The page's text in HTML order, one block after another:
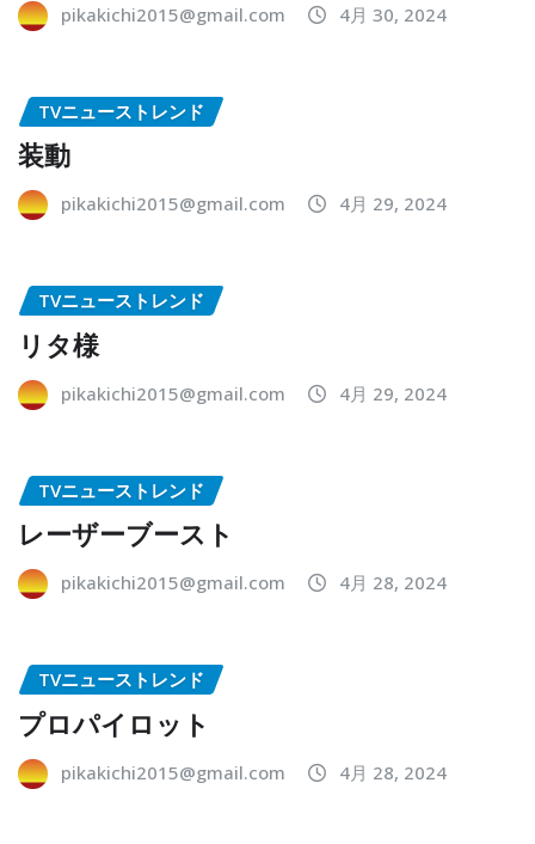
pikakichi2015@gmail.com 4月 30, 2024
TVニューストレンド
装動
pikakichi2015@gmail.com 4月 29, 2024
TVニューストレンド
リタ様
pikakichi2015@gmail.com 4月 29, 2024
TVニューストレンド
レーザーブースト
pikakichi2015@gmail.com 4月 28, 2024
TVニューストレンド
プロパイロット
pikakichi2015@gmail.com 4月 28, 2024